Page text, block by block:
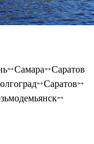
Самара
Саратов
Саратов